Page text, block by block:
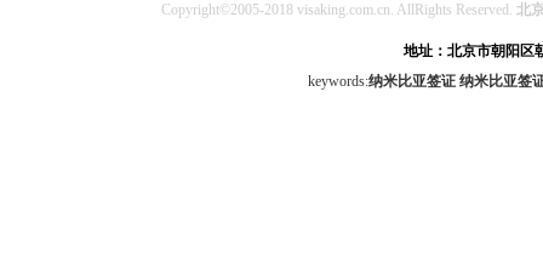
Copyright©2005-2018 visaking.com.cn. AllRights Reserved. 北
地址：北京市朝阳区
keywords:纳米比亚签证 纳米比亚签